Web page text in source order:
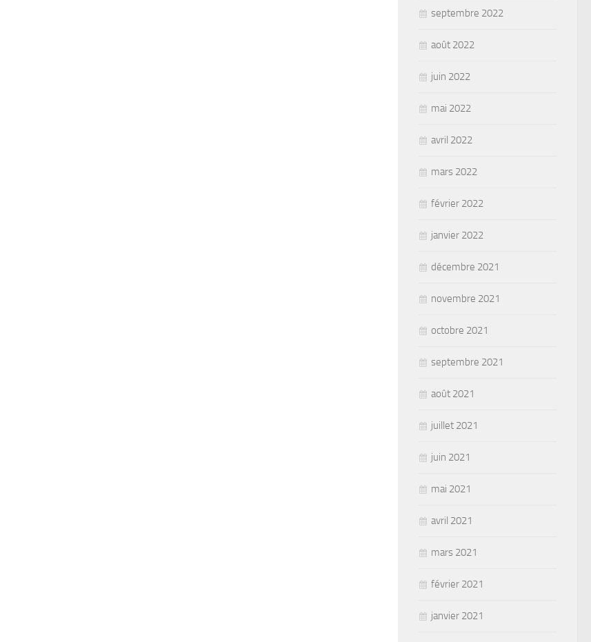
septembre 2022
août 2022
juin 2022
mai 2022
avril 2022
mars 2022
février 2022
janvier 2022
décembre 2021
novembre 2021
octobre 2021
septembre 2021
août 2021
juillet 2021
juin 2021
mai 2021
avril 2021
mars 2021
février 2021
janvier 2021